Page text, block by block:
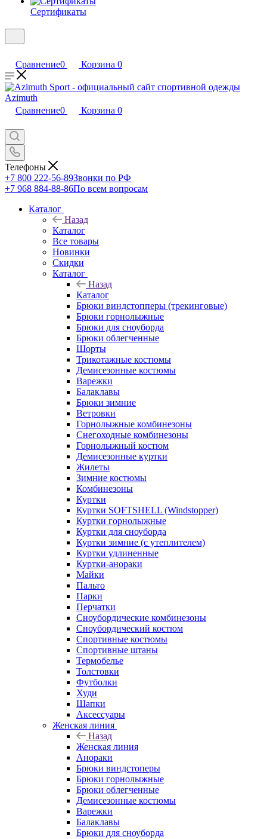
Сертификаты
Сравнение0 Корзина 0
Сравнение0 Корзина 0
Телефоны
+7 800 222-56-89Звонки по РФ
+7 968 884-88-86По всем вопросам
Каталог
Назад
Каталог
Все товары
Новинки
Скидки
Каталог
Назад
Каталог
Брюки виндстопперы (трекинговые)
Брюки горнолыжные
Брюки для сноуборда
Брюки облегченные
Шорты
Трикотажные костюмы
Демисезонные костюмы
Варежки
Балаклавы
Брюки зимние
Ветровки
Горнолыжные комбинезоны
Снегоходные комбинезоны
Горнолыжный костюм
Демисезонные куртки
Жилеты
Зимние костюмы
Комбинезоны
Куртки
Куртки SOFTSHELL (Windstopper)
Куртки горнолыжные
Куртки для сноуборда
Куртки зимние (с утеплителем)
Куртки удлиненные
Куртки-анораки
Майки
Пальто
Парки
Перчатки
Сноубордические комбинезоны
Сноубордический костюм
Спортивные костюмы
Спортивные штаны
Термобелье
Толстовки
Футболки
Худи
Шапки
Аксессуары
Женская линия
Назад
Женская линия
Анораки
Брюки виндстоперы
Брюки горнолыжные
Брюки облегченные
Демисезонные костюмы
Варежки
Балаклавы
Брюки для сноуборда